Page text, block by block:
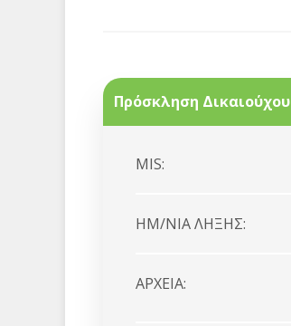
Πρόσκληση Δικαιούχου
MIS:
HM/NIA ΛΗΞΗΣ:
ΑΡΧΕΙΑ: